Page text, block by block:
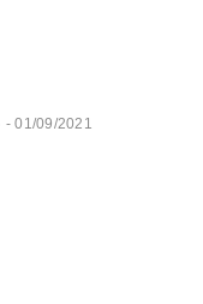
- 01/09/2021